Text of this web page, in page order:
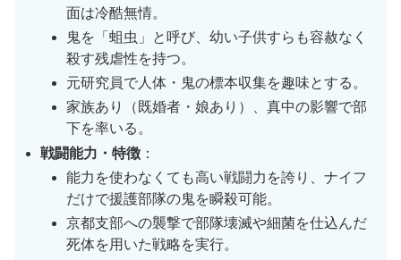
面は冷酷無情。
鬼を「蛆虫」と呼び、幼い子供すらも容赦なく
殺す残虐性を持つ。
元研究員で人体・鬼の標本収集を趣味とする。
家族あり（既婚者・娘あり）、真中の影響で部
下を率いる。
戦闘能力・特徴 ：
能力を使わなくても高い戦闘力を誇り、ナイフ
だけで援護部隊の鬼を瞬殺可能。
京都支部への襲撃で部隊壊滅や細菌を仕込んだ
死体を用いた戦略を実行。